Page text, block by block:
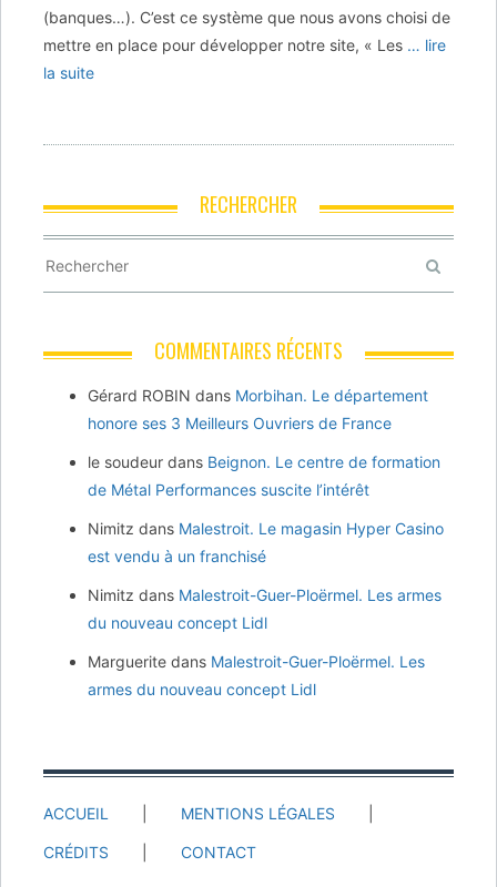
(banques…). C’est ce système que nous avons choisi de
mettre en place pour développer notre site, « Les … lire
la suite
RECHERCHER
COMMENTAIRES RÉCENTS
Gérard ROBIN dans Morbihan. Le département
honore ses 3 Meilleurs Ouvriers de France
le soudeur dans Beignon. Le centre de formation
de Métal Performances suscite l’intérêt
Nimitz dans Malestroit. Le magasin Hyper Casino
est vendu à un franchisé
Nimitz dans Malestroit-Guer-Ploërmel. Les armes
du nouveau concept Lidl
Marguerite dans Malestroit-Guer-Ploërmel. Les
armes du nouveau concept Lidl
ACCUEIL MENTIONS LÉGALES
CRÉDITS CONTACT